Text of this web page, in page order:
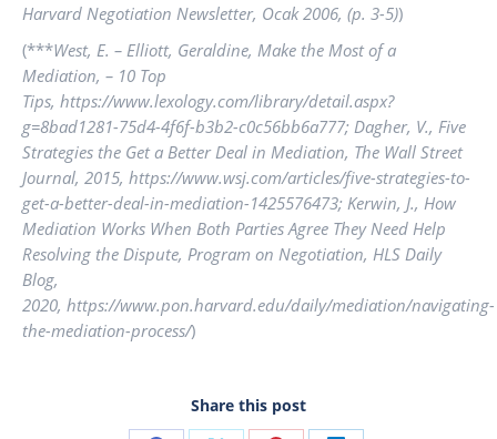
Harvard Negotiation Newsletter, Ocak 2006, (p. 3-5))
(***West, E. – Elliott, Geraldine, Make the Most of a
Mediation, – 10 Top
Tips, https://www.lexology.com/library/detail.aspx?
g=8bad1281-75d4-4f6f-b3b2-c0c56bb6a777; Dagher, V., Five
Strategies the Get a Better Deal in Mediation, The Wall Street
Journal, 2015, https://www.wsj.com/articles/five-strategies-to-
get-a-better-deal-in-mediation-1425576473; Kerwin, J., How
Mediation Works When Both Parties Agree They Need Help
Resolving the Dispute, Program on Negotiation, HLS Daily
Blog,
2020, https://www.pon.harvard.edu/daily/mediation/navigating-
the-mediation-process/)
Share this post